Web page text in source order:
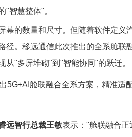
"智慧整体"。
幕的数量和尺寸。但随着软件定义
径。移远通信此次推出的全系舱联
从"多屏堆砌"到"智能协同"的跃迁。
远智行总裁王敏表示："舱联融合